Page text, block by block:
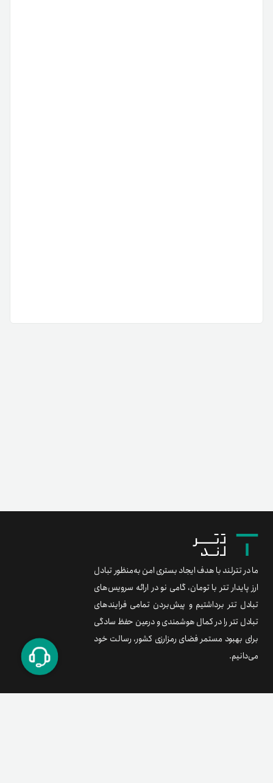
ما در تترلند با هدف ایجاد بستری امن به‌منظور تبادل
ارز پایدار تتر با تومان، گامی نو در ارائه سرویس‌های
تبادل تتر برداشتیم و پیش‌بردن تمامی فرایندهای
تبادل تتر را در کمال هوشمندی و درعین حفظ سادگی
برای بهبود مستمر فضای رمزارزی کشور، رسالت خود
می‌دانیم.